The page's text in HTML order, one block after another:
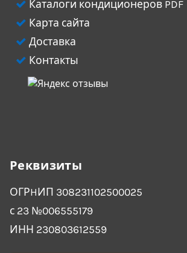
Каталоги кондиционеров PDF
Карта сайта
Доставка
Контакты
Реквизиты
ОГРHИП 308231102500025
с 23 №006555179
ИНН 230803612559